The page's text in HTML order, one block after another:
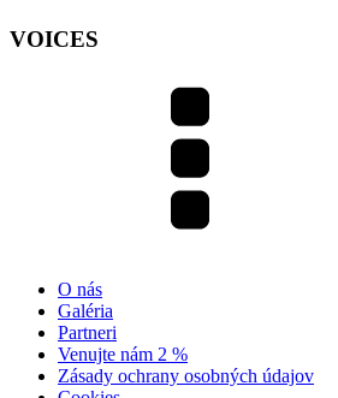
VOICES
O nás
Galéria
Partneri
Venujte nám 2 %
Zásady ochrany osobných údajov